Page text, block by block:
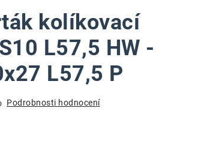
kolíkovací
L57,5 HW -
L57,5 P
Podrobnosti hodnocení